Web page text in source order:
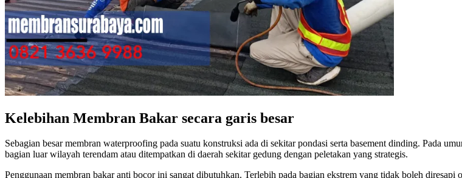
Kelebihan Membran Bakar secara garis besar
Sebagian besar membran waterproofing pada suatu konstruksi ada di sekitar pondasi serta basement dinding. Pada
bagian luar wilayah terendam atau ditempatkan di daerah sekitar gedung dengan peletakan yang strategis.
Penggunaan membran bakar anti bocor ini sangat dibutuhkan. Terlebih pada bagian ekstrem yang tidak boleh